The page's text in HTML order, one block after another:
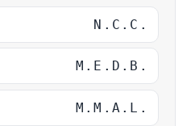
N.C.C.
M.E.D.B.
M.M.A.L.